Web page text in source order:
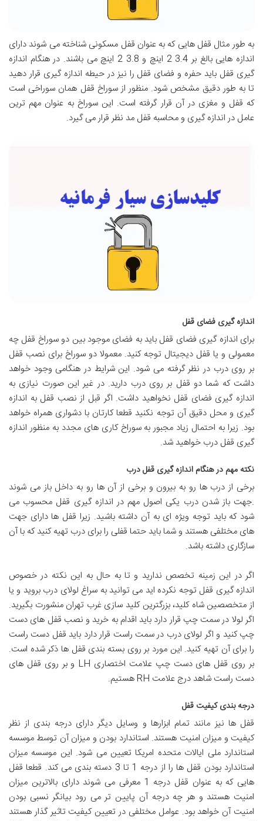
به طور مثال قفل هایی که به عنوان قفل مسکونی شناخته می شوند دارای
اندازه هایی بالغ بر 3.4 2 اینچ و 3.8 2 اینچ می باشند. در هنگام اندازه
گیری قفل باید حفره و فضای قفل را نیز در حیطه اندازه گیری قرار دهید
تا به طور دقیق مشخص شود. منظور از سوراخ قفل همان سوراخی است
که قفل و مغزی در آن قرار گرفته است. این سوراخ به عنوان مهم ترین
عامل در اندازه گیری و محاسبه قفل مد نظر قرار می گیرد.
اندازه گیری فضای قفل
برای اندازه گیری فضای قفل باید به فضای موجود بین دو سوراخ قفل چه
معمولی و یا قفل دیجیتال توجه کنید. معمولا دو سوراخ برای نصب قفل
بر روی درب در نظر گرفته می شود. این شرایط در هنگامی وجود خواهد
داشت که شما دو قفل بر روی درب دارید. در غیر این صورت نیازی به
اندازه گیری فضای قفل نخواهید داشت. اگر قبل از نصب قفل به اندازه
گیری و محل دقیق آن توجه نکنید قطعا کارتان با دشواری همراه خواهد
بود. زیرا به احتمال زیاد مجبور به سوراخ کاری های مجدد به منظور اندازه
گیری قفل درب خواهید شد.
نکته مهم در هنگام اندازه گیری قفل درب
برخی از درب ها رو به بیرون و برخی از آن ها رو به داخل باز می شوند
.جهت باز شدن درب یکی اصول مهم در اندازه گیری قفل محسوب می
شود که باید توجه ویژه ای به آن داشته باشید. زیرا قفل ها دارای جهت
های مختلفی هستند و شما باید حتما قفلی را برای درب تهیه کنید که با آن
سازگاری داشته باشد.
اگر در این زمینه تخصص ندارید و تا به حال به این نکته در خصوص
اندازه گیری قفل توجه نکرده اید می توانید به سراغ لولای درب بروید و یا
از متخصصین شاه کلید، بزرگترین کلید سازی غرب تهران منشورت بگیرید.
اگر لولا در سمت چپ قرار دارد باید اقدام به خرید و نصب قفل های دست
چپ کنید و اگر لولای درب در سمت راست قرار دارد باید قفل دست راست
را برای آن تهیه کنید. این مورد بر روی بسته بندی قفل ها ذکر شده است.
بر روی قفل های دست چپ علامت اختصاری LH و بر روی قفل های
دست راست شاهد درج علامت RH هستیم.
درجه بندی کیفیت قفل
قفل ها نیز مانند تمام ابزارها و وسایل دیگر دارای درجه بندی از نظر
کیفیت و میزان امنیت هستند. استاندارد بودن و میزان آن توسط موسسه
استاندارد ملی ایالات متحده امریکا تعیین می شود. این موسسه میزان
استاندارد بودن قفل ها را از درجه 1 تا 3 دسته بندی می کند. قطعا قفل
هایی که به عنوان قفل درجه 1 معرفی می شوند دارای بالاترین میزان
امنیت هستند و هر چه درجه آن پایین تر می رود بیانگر نسبی بودن
امنیت آن خواهد بود. عوامل مختلفی در تعیین کیفیت تاثیر گذار هستند